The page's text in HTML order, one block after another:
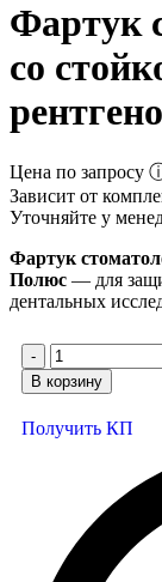
Фартук
со
Цена по запросу
Зависит от
Уточняйте у
Фартук
Полюс — для
дентальных
В корзину
Получить КП